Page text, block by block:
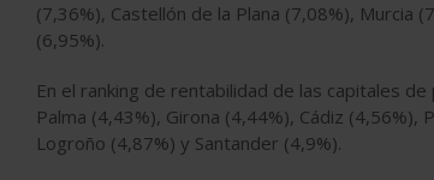
(7,36%), Castellón de la Plana (7,08%), Murcia
(6,95%).
En el ranking de rentabilidad de las capitales
Palma (4,43%), Girona (4,44%), Cádiz (4,56%),
Logroño (4,87%) y Santander (4,9%).